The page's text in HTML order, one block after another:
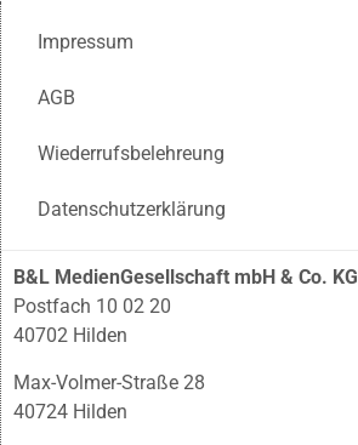
Impressum
AGB
Wiederrufsbelehreung
Datenschutzerklärung
B&L MedienGesellschaft mbH & Co. KG
Postfach 10 02 20
40702 Hilden
Max-Volmer-Straße 28
40724 Hilden